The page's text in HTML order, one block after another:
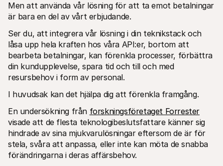
Discord community
Join our developer community
Pricing
View our pricing
About us
Learn more about our story and
values
News
Read the latest Mollie news
Careers
Come work for us - we're hiring!
Contact
For shoppers
Find out why Mollie is on your bank statement
For Mollie customers
Reach out to our customer support team
Contact sales
Discover how we can help your business
Men att använda vår lösning för att ta emot betalningar
är bara en del av vårt erbjudande.
Ser du, att integrera vår lösning i din teknikstack och
låsa upp hela kraften hos våra API:er, bortom att
bearbeta betalningar, kan förenkla processer, förbättra
din kundupplevelse, spara tid och till och med
resursbehov i form av personal.
I huvudsak kan det hjälpa dig att förenkla framgång.
En undersökning från forskningsföretaget Forrester
visade att de flesta teknologibeslutsfattare känner sig
hindrade av sina mjukvarulösningar eftersom de är för
stela, svåra att anpassa, eller inte kan möta de snabba
förändringarna i deras affärsbehov.